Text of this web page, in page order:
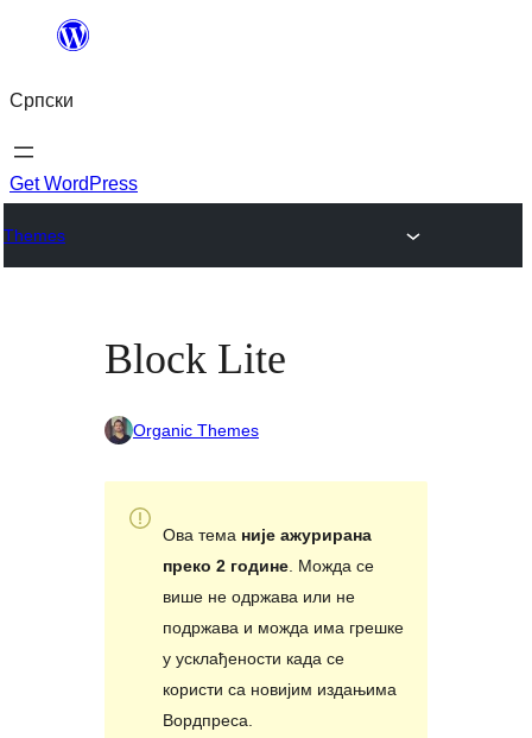
Скочи
садржај
Српски
Get WordPress
Themes
Block Lite
Organic Themes
Ова тема није ажурирана
преко 2 године. Можда се
више не одржава или не
подржава и можда има грешке
у усклађености када се
користи са новијим издањима
Вордпреса.